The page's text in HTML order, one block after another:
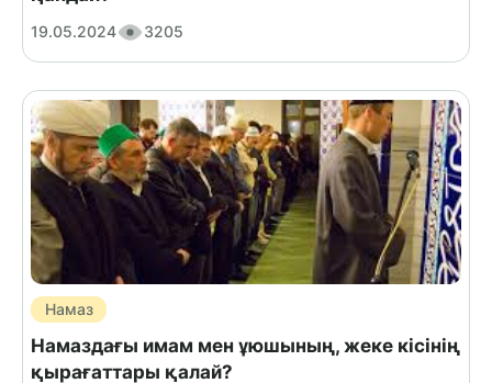
19.05.2024 3205
Намаз
Намаздағы имам мен ұюшының, жеке кісінің
қырағаттары қалай?